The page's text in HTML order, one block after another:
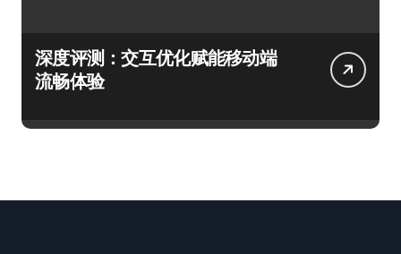
深度评测：交互优化赋能移动端
流畅体验